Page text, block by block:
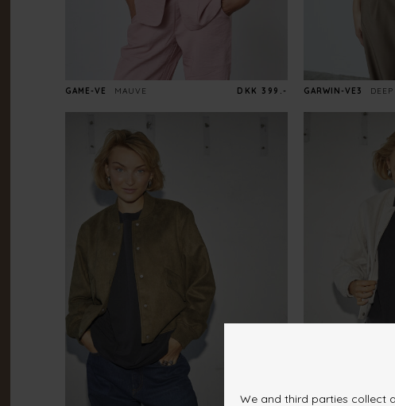
GAME-VE MAUVE DKK 399.- GARWIN-VE3